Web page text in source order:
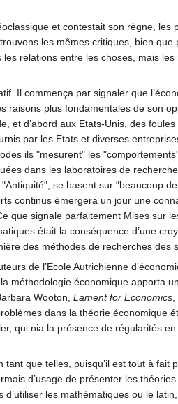
et contestait son règne,
les mêmes critiques, bien
relations entre les choses, mais
Il commença par signaler que
raisons plus fondamentales de son
et d’abord aux Etats-Unis, des
par les Etats et diverses
ils "mesurent" les "comportements"
dans les laboratoires de
se basent sur "beaucoup
continus émergera un jour une
signale parfaitement Mises sur
était la conséquence d’une
des méthodes de recherches des
de l’Ecole Autrichienne
méthodologie économique apporta
Wooton, Lament for Economics,
dans la théorie économique
qui nia la présence de régularités
que telles, puisqu’il est tout à
d’usage de présenter les
les mathématiques ou le